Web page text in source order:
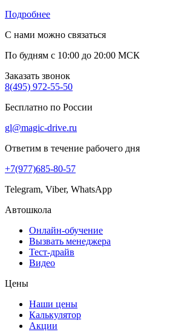
Подробнее
С нами можно связаться
По будням с 10:00 до 20:00 МСК
Заказать звонок
8(495) 972-55-50
Бесплатно по России
gl@magic-drive.ru
Ответим в течение рабочего дня
+7(977)685-80-57
Telegram, Viber, WhatsApp
Автошкола
Онлайн-обучение
Вызвать менеджера
Тест-драйв
Видео
Цены
Наши цены
Калькулятор
Акции